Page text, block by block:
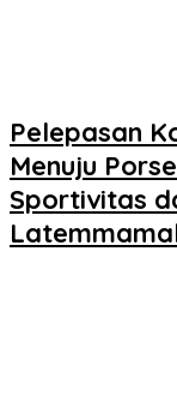
Pelepasan
Menuju
Sportivitas